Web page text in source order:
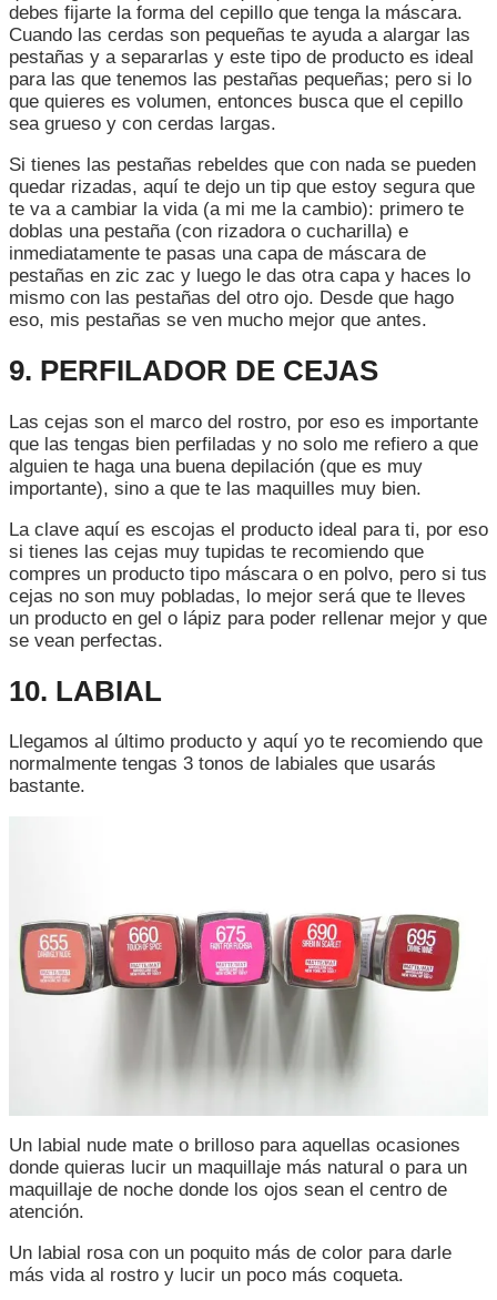
debes fijarte la forma del cepillo que tenga la máscara.
Cuando las cerdas son pequeñas te ayuda a alargar las
pestañas y a separarlas y este tipo de producto es ideal
para las que tenemos las pestañas pequeñas; pero si lo
que quieres es volumen, entonces busca que el cepillo
sea grueso y con cerdas largas.
Si tienes las pestañas rebeldes que con nada se pueden
quedar rizadas, aquí te dejo un tip que estoy segura que
te va a cambiar la vida (a mi me la cambio): primero te
doblas una pestaña (con rizadora o cucharilla) e
inmediatamente te pasas una capa de máscara de
pestañas en zic zac y luego le das otra capa y haces lo
mismo con las pestañas del otro ojo. Desde que hago
eso, mis pestañas se ven mucho mejor que antes.
9. PERFILADOR DE CEJAS
Las cejas son el marco del rostro, por eso es importante
que las tengas bien perfiladas y no solo me refiero a que
alguien te haga una buena depilación (que es muy
importante), sino a que te las maquilles muy bien.
La clave aquí es escojas el producto ideal para ti, por eso
si tienes las cejas muy tupidas te recomiendo que
compres un producto tipo máscara o en polvo, pero si tus
cejas no son muy pobladas, lo mejor será que te lleves
un producto en gel o lápiz para poder rellenar mejor y que
se vean perfectas.
10. LABIAL
Llegamos al último producto y aquí yo te recomiendo que
normalmente tengas 3 tonos de labiales que usarás
bastante.
Un labial nude mate o brilloso para aquellas ocasiones
donde quieras lucir un maquillaje más natural o para un
maquillaje de noche donde los ojos sean el centro de
atención.
Un labial rosa con un poquito más de color para darle
más vida al rostro y lucir un poco más coqueta.